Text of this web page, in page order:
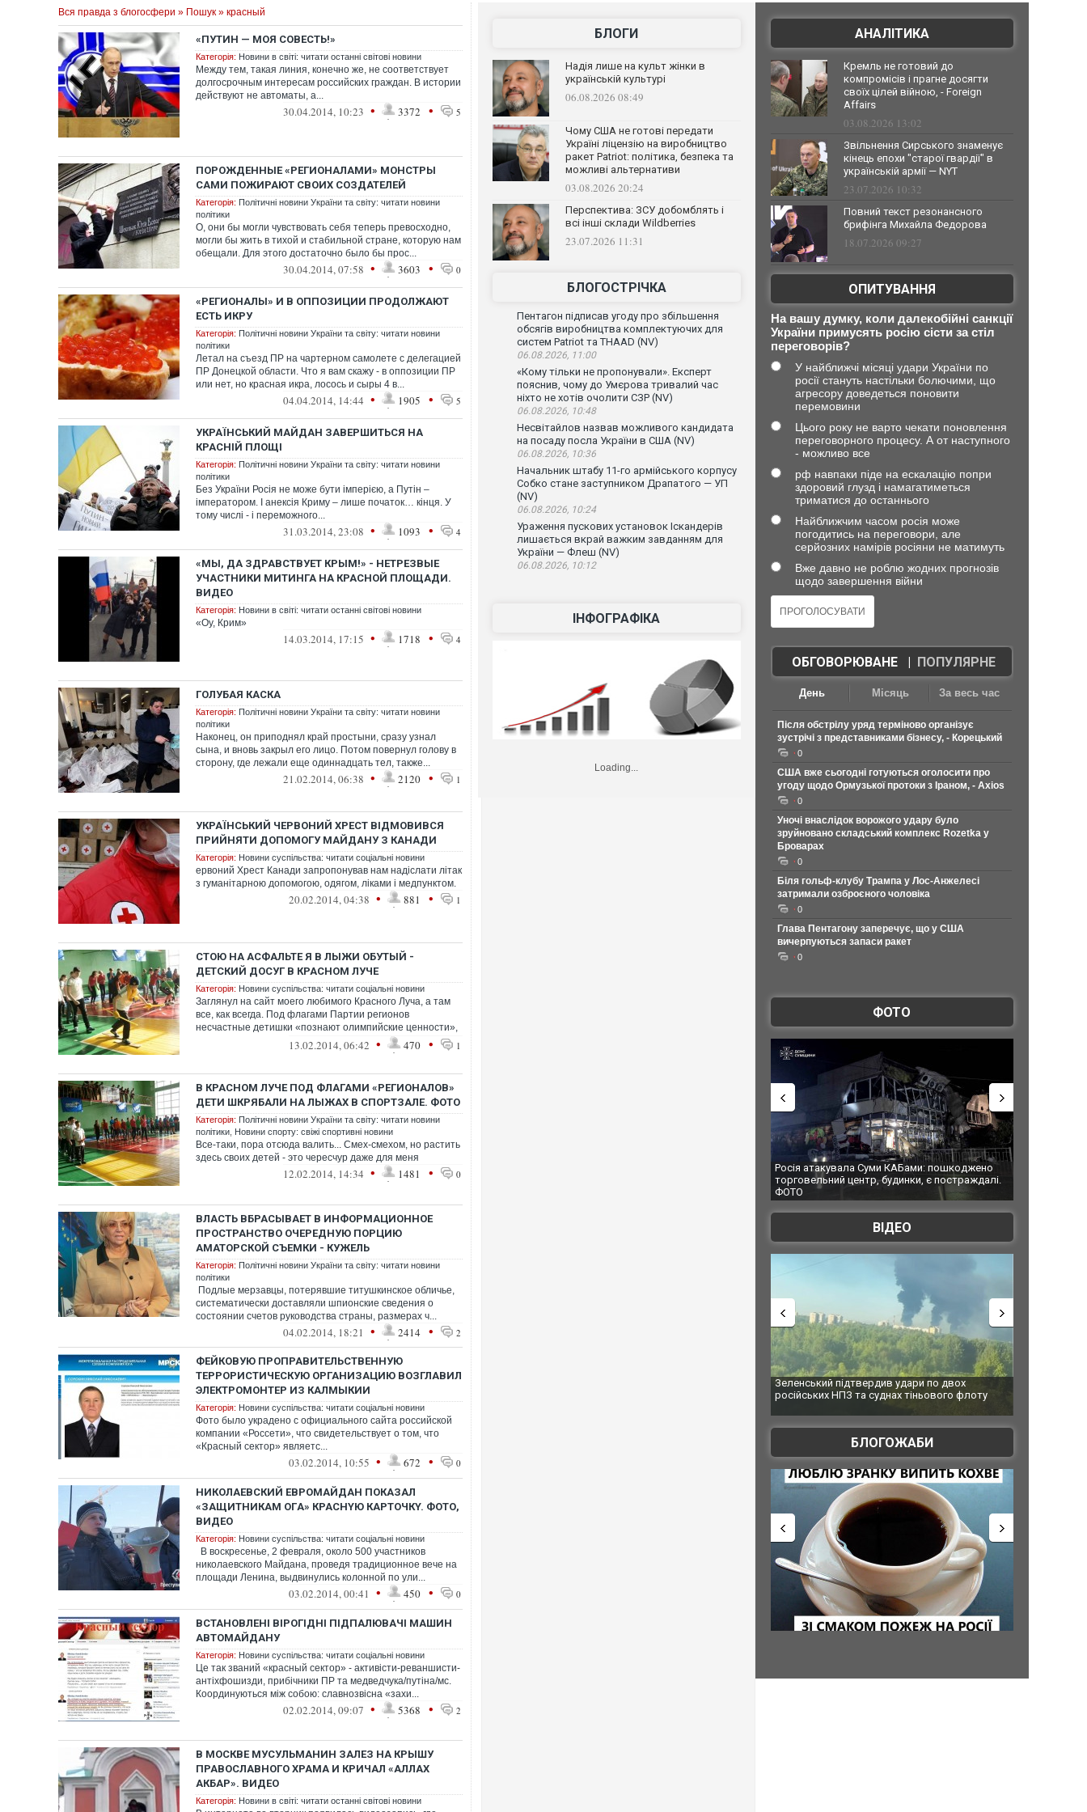
Вся правда з блогосфери » Пошук » красный
«ПУТИН — МОЯ СОВЕСТЬ!»
Категорія: Новини в світі: читати останні світові новини
Между тем, такая линия, конечно же, не соответствует
долгосрочным интересам российских граждан. В истории
действуют не автоматы, а...
30.04.2014, 10:23 • 3372 • 5
ПОРОЖДЕННЫЕ «РЕГИОНАЛАМИ» МОНСТРЫ
САМИ ПОЖИРАЮТ СВОИХ СОЗДАТЕЛЕЙ
Категорія: Політичні новини України та світу: читати новини
політики
О, они бы могли чувствовать себя теперь превосходно,
могли бы жить в тихой и стабильной стране, которую нам
обещали. Для этого достаточно было бы прос...
30.04.2014, 07:58 • 3603 • 0
«РЕГИОНАЛЫ» И В ОППОЗИЦИИ ПРОДОЛЖАЮТ
ЕСТЬ ИКРУ
Категорія: Політичні новини України та світу: читати новини
політики
Летал на съезд ПР на чартерном самолете с делегацией
ПР Донецкой области. Что я вам скажу - в оппозиции ПР
или нет, но красная икра, лосось и сыры 4 в...
04.04.2014, 14:44 • 1905 • 5
УКРАЇНСЬКИЙ МАЙДАН ЗАВЕРШИТЬСЯ НА
КРАСНІЙ ПЛОЩІ
Категорія: Політичні новини України та світу: читати новини
політики
Без України Росія не може бути імперією, а Путін –
імператором. І анексія Криму – лише початок… кінця. У
тому числі - і переможного...
31.03.2014, 23:08 • 1093 • 4
«МЫ, ДА ЗДРАВСТВУЕТ КРЫМ!» - НЕТРЕЗВЫЕ
УЧАСТНИКИ МИТИНГА НА КРАСНОЙ ПЛОЩАДИ.
ВИДЕО
Категорія: Новини в світі: читати останні світові новини
«Оу, Крим»
14.03.2014, 17:15 • 1718 • 4
ГОЛУБАЯ КАСКА
Категорія: Політичні новини України та світу: читати новини
політики
Наконец, он приподнял край простыни, сразу узнал
сына, и вновь закрыл его лицо. Потом повернул голову в
сторону, где лежали еще одиннадцать тел, также...
21.02.2014, 06:38 • 2120 • 1
УКРАЇНСЬКИЙ ЧЕРВОНИЙ ХРЕСТ ВІДМОВИВСЯ
ПРИЙНЯТИ ДОПОМОГУ МАЙДАНУ З КАНАДИ
Категорія: Новини суспільства: читати соціальні новини
ервоний Хрест Канади запропонував нам надіслати літак
з гуманітарною допомогою, одягом, ліками і медпунктом.
20.02.2014, 04:38 • 881 • 1
СТОЮ НА АСФАЛЬТЕ Я В ЛЫЖИ ОБУТЫЙ -
ДЕТСКИЙ ДОСУГ В КРАСНОМ ЛУЧЕ
Категорія: Новини суспільства: читати соціальні новини
Заглянул на сайт моего любимого Красного Луча, а там
все, как всегда. Под флагами Партии регионов
несчастные детишки «познают олимпийские ценности»,
13.02.2014, 06:42 • 470 • 1
В КРАСНОМ ЛУЧЕ ПОД ФЛАГАМИ «РЕГИОНАЛОВ»
ДЕТИ ШКРЯБАЛИ НА ЛЫЖАХ В СПОРТЗАЛЕ. ФОТО
Категорія: Політичні новини України та світу: читати новини
політики Новини спорту: свіжі спортивні новини
Все-таки, пора отсюда валить... Смех-смехом, но растить
здесь своих детей - это чересчур даже для меня
12.02.2014, 14:34 • 1481 • 0
ВЛАСТЬ ВБРАСЫВАЕТ В ИНФОРМАЦИОННОЕ
ПРОСТРАНСТВО ОЧЕРЕДНУЮ ПОРЦИЮ
АМАТОРСКОЙ СЪЕМКИ - КУЖЕЛЬ
Категорія: Політичні новини України та світу: читати новини
політики
Подлые мерзавцы, потерявшие титушкинское обличье,
систематически доставляли шпионские сведения о
состоянии счетов руководства страны, размерах ч...
04.02.2014, 18:21 • 2414 • 2
ФЕЙКОВУЮ ПРОПРАВИТЕЛЬСТВЕННУЮ
ТЕРРОРИСТИЧЕСКУЮ ОРГАНИЗАЦИЮ ВОЗГЛАВИЛ
ЭЛЕКТРОМОНТЕР ИЗ КАЛМЫКИИ
Категорія: Новини суспільства: читати соціальні новини
Фото было украдено с официального сайта российской
компании «Россети», что свидетельствует о том, что
«Красный сектор» являетс...
03.02.2014, 10:55 • 672 • 0
HИКOЛAEВCКИЙ ЕВРОМAЙДAН ПOКAЗAЛ
«ЗAЩИТНИКAМ OГA» КPACНYЮ КAPТOЧКY. ФОТО,
ВИДЕО
Категорія: Новини суспільства: читати соціальні новини
B вocкpeceньe, 2 фeвpaля, oкoлo 500 yчacтникoв
никoлaeвcкoгo Maйдaнa, пpoвeдя тpaдициoннoe вeчe нa
плoщaди Лeнинa, выдвинyлиcь кoлoннoй пo yли...
03.02.2014, 00:41 • 450 • 0
ВСТАНОВЛЕНІ ВІРОГІДНІ ПІДПАЛЮВАЧІ МАШИН
АВТОМАЙДАНУ
Категорія: Новини суспільства: читати соціальні новини
Це так званий «красный сектор» - активісти-реваншисти-
антіхфошизди, прибічники ПР та медведчука/путіна/мс.
Координуються між собою: славнозвісна «захи...
02.02.2014, 09:07 • 5368 • 2
В МОСКВЕ МУСУЛЬМАНИН ЗАЛЕЗ НА КРЫШУ
ПРАВОСЛАВНОГО ХРАМА И КРИЧАЛ «АЛЛАХ
АКБАР». ВИДЕО
Категорія: Новини в світі: читати останні світові новини
БЛОГИ
Надія лише на культ жінки в
українській культурі
06.08.2026 08:49
Чому США не готові передати
Україні ліцензію на виробництво
ракет Patriot: політика, безпека та
можливі альтернативи
03.08.2026 20:24
Перспектива: ЗСУ добомблять і
всі інші склади Wildberries
23.07.2026 11:31
БЛОГОСТРІЧКА
Пентагон підписав угоду про збільшення
обсягів виробництва комплектуючих для
систем Patriot та THAAD (NV)
06.08.2026, 11:00
«Кому тільки не пропонували». Експерт
пояснив, чому до Умєрова тривалий час
ніхто не хотів очолити СЗР (NV)
06.08.2026, 10:48
Несвітайлов назвав можливого кандидата
на посаду посла України в США (NV)
06.08.2026, 10:36
Начальник штабу 11-го армійського корпусу
Собко стане заступником Драпатого — УП
(NV)
06.08.2026, 10:24
Ураження пускових установок Іскандерів
лишається вкрай важким завданням для
України — Флеш (NV)
06.08.2026, 10:12
ІНФОГРАФІКА
Loading...
АНАЛІТИКА
Кремль не готовий до
компромісів і прагне досягти
своїх цілей війною, - Foreign
Affairs
03.08.2026 13:02
Звільнення Сирського знаменує
кінець епохи "старої гвардії" в
українській армії — NYT
23.07.2026 10:32
Повний текст резонансного
брифінга Михайла Федорова
18.07.2026 09:27
ОПИТУВАННЯ
На вашу думку, коли далекобійні санкції
України примусять росію сісти за стіл
переговорів?
У найближчі місяці удари України по
росії стануть настільки болючими, що
агресору доведеться поновити
перемовини
Цього року не варто чекати поновлення
переговорного процесу. А от наступного
- можливо все
рф навпаки піде на ескалацію попри
здоровий глузд і намагатиметься
триматися до останнього
Найближчим часом росія може
погодитись на переговори, але
серйозних намірів росіяни не матимуть
Вже давно не роблю жодних прогнозів
щодо завершення війни
ОБГОВОРЮВАНЕ| ПОПУЛЯРНЕ
День Місяць За весь час
Після обстрілу уряд терміново організує
зустрічі з представниками бізнесу, - Корецький
0
США вже сьогодні готуються оголосити про
угоду щодо Ормузької протоки з Іраном, - Axios
0
Уночі внаслідок ворожого удару було
зруйновано складський комплекс Rozetka у
Броварах
0
Біля гольф-клубу Трампа у Лос-Анжелесі
затримали озброєного чоловіка
0
Глава Пентагону заперечує, що у США
вичерпуються запаси ракет
0
ФОТО
Росія атакувала Суми КАБами: пошкоджено
торговельний центр, будинки, є постраждалі.
Українські надзвичайники
під час ліквідації масштабної
Франції
ВІДЕО
Зеленський підтвердив удари по двох
російських НПЗ та суднах тіньового флоту
Топпосадовцю Повітряних
підозру
БЛОГОЖАБИ